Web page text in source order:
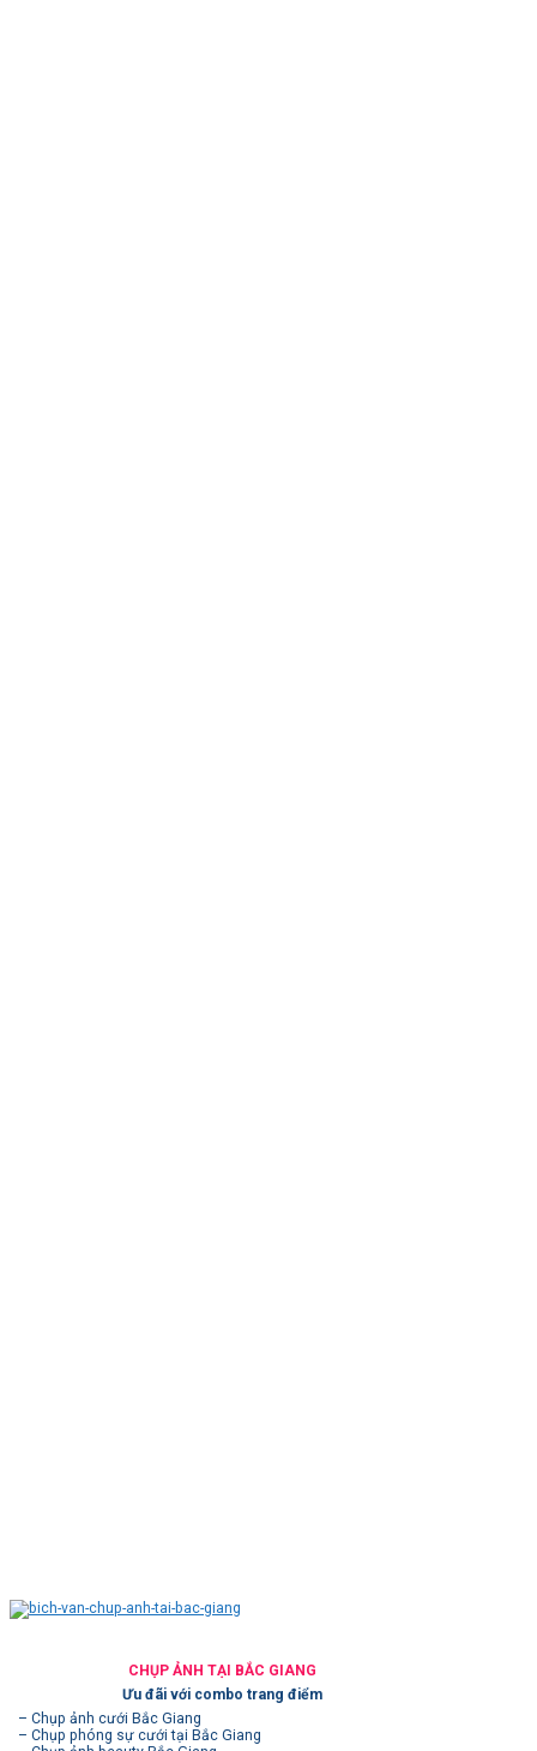
CHỤP ẢNH TẠI BẮC GIANG
Ưu đãi với combo trang điểm
– Chụp ảnh cưới Bắc Giang
– Chụp phóng sự cưới tại Bắc Giang